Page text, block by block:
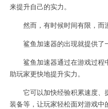
来提升自己的实力。
然而，有时候时间有限，而
鲨鱼加速器的出现就提供了
鲨鱼加速器通过在游戏过程
助玩家更快地提升实力。
它可以加快经验积累速度、
装备等，让玩家轻松面对游戏中